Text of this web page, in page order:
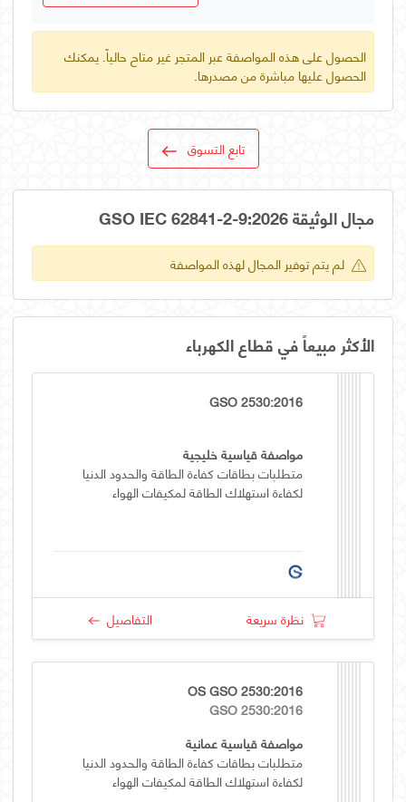
الحصول على هذه المواصفة عبر المتجر غير متاح حالياً. يمكنك
الحصول عليها مباشرة من مصدرها.
تابع التسوق
مجال الوثيقة GSO IEC 62841-2-9:2026
لم يتم توفير المجال لهذه المواصفة
الأكثر مبيعاً في قطاع الكهرباء
GSO 2530:2016
مواصفة قياسية خليجية
متطلبات بطاقات كفاءة الطاقة والحدود الدنيا
لكفاءة استهلاك الطاقة لمكيفات الهواء
نظرة سريعة التفاصيل
OS GSO 2530:2016
GSO 2530:2016
مواصفة قياسية عمانية
متطلبات بطاقات كفاءة الطاقة والحدود الدنيا
لكفاءة استهلاك الطاقة لمكيفات الهواء